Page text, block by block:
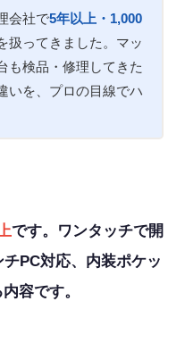
会社で5年以上・1,000
扱ってきました。マッ
も検品・修理してきた
いを、プロの目線でハ
です。ワンタッチで開
PC対応、内装ポケッ
容です。